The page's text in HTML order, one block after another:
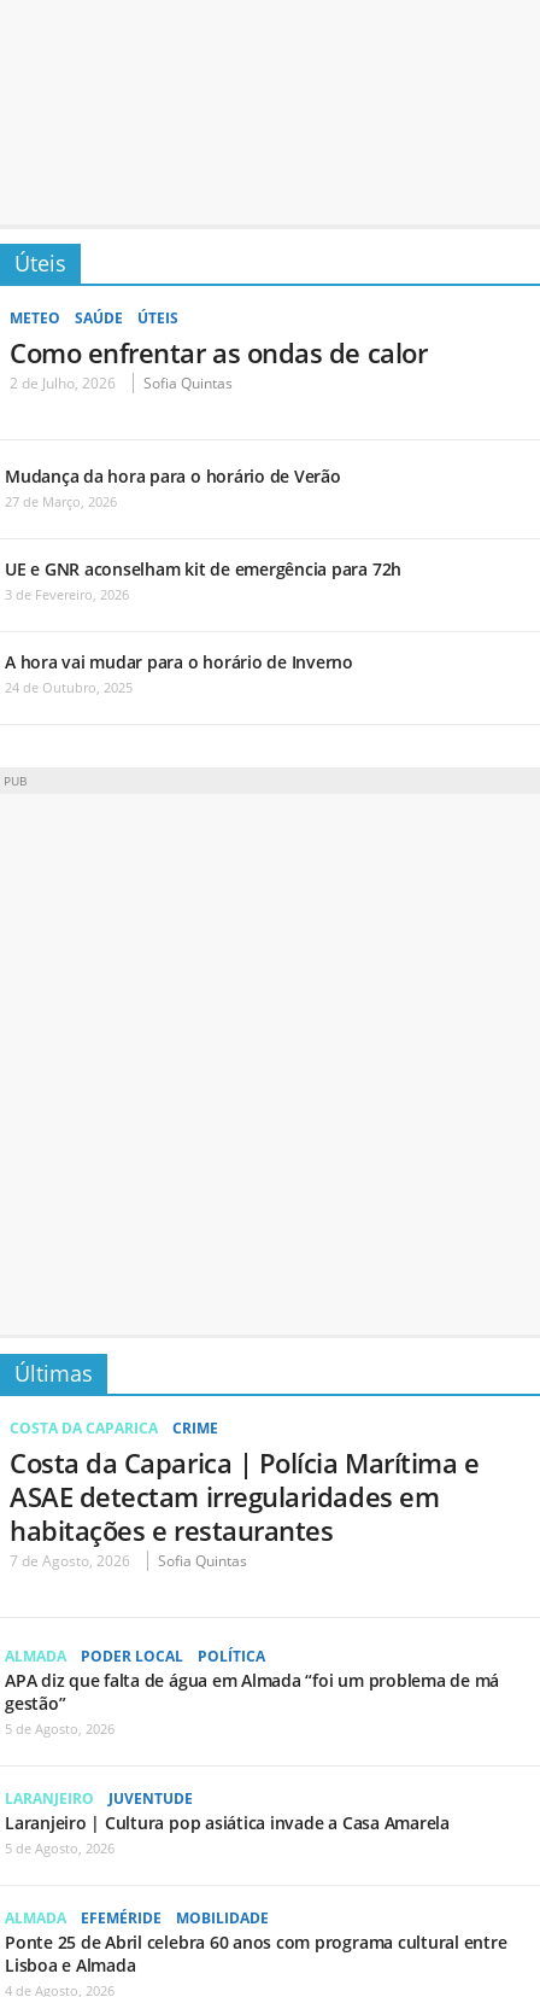
Úteis
METEO SAÚDE ÚTEIS
Como enfrentar as ondas de calor
2 de Julho, 2026 Sofia Quintas
Mudança da hora para o horário de Verão
27 de Março, 2026
UE e GNR aconselham kit de emergência para 72h
3 de Fevereiro, 2026
A hora vai mudar para o horário de Inverno
24 de Outubro, 2025
PUB
Últimas
COSTA DA CAPARICA CRIME
Costa da Caparica | Polícia Marítima e
ASAE detectam irregularidades em
habitações e restaurantes
7 de Agosto, 2026 Sofia Quintas
ALMADA PODER LOCAL POLÍTICA
APA diz que falta de água em Almada “foi um problema de má
gestão”
5 de Agosto, 2026
LARANJEIRO JUVENTUDE
Laranjeiro | Cultura pop asiática invade a Casa Amarela
5 de Agosto, 2026
ALMADA EFEMÉRIDE MOBILIDADE
Ponte 25 de Abril celebra 60 anos com programa cultural entre
Lisboa e Almada
4 de Agosto, 2026